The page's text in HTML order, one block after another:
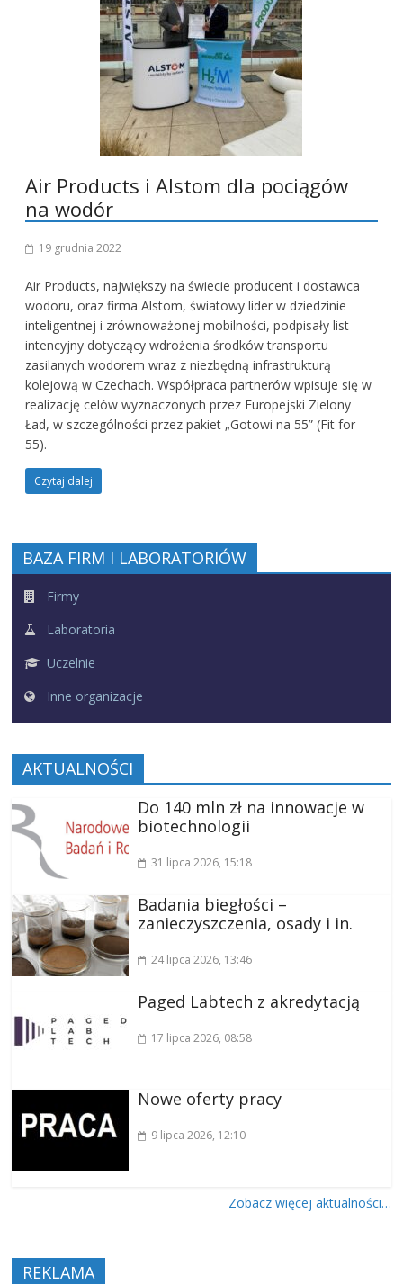
Air Products i Alstom dla pociągów
na wodór
19 grudnia 2022
Air Products, największy na świecie producent i dostawca
wodoru, oraz firma Alstom, światowy lider w dziedzinie
inteligentnej i zrównoważonej mobilności, podpisały list
intencyjny dotyczący wdrożenia środków transportu
zasilanych wodorem wraz z niezbędną infrastrukturą
kolejową w Czechach. Współpraca partnerów wpisuje się w
realizację celów wyznaczonych przez Europejski Zielony
Ład, w szczególności przez pakiet „Gotowi na 55” (Fit for
55).
Czytaj dalej
BAZA FIRM I LABORATORIÓW
Firmy
Laboratoria
Uczelnie
Inne organizacje
AKTUALNOŚCI
Do 140 mln zł na innowacje w
biotechnologii
31 lipca 2026, 15:18
Badania biegłości –
zanieczyszczenia, osady i in.
24 lipca 2026, 13:46
Paged Labtech z akredytacją
17 lipca 2026, 08:58
Nowe oferty pracy
9 lipca 2026, 12:10
Zobacz więcej aktualności…
REKLAMA